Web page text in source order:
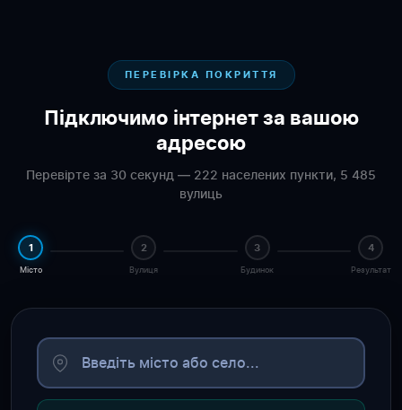
ПЕРЕВІРКА ПОКРИТТЯ
Підключимо інтернет за вашою
адресою
Перевірте за 30 секунд — 222 населених пункти, 5 485
вулиць
1
Місто
2
Вулиця
3
Будинок
4
Результат